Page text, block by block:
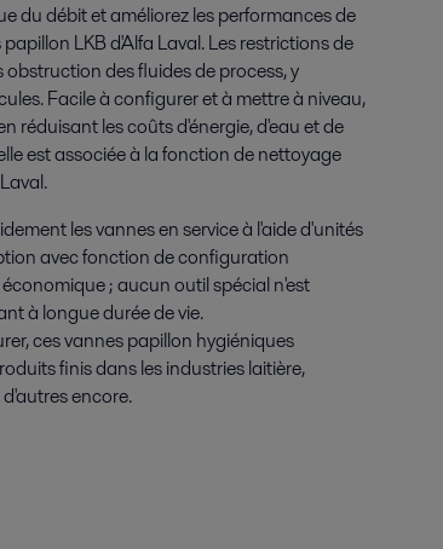
du débit et améliorez les performances de
LKB d'Alfa Laval. Les restrictions de
des fluides de process, y
Facile à configurer et à mettre à niveau,
réduisant les coûts d'énergie, d'eau et de
est associée à la fonction de nettoyage
les vannes en service à l'aide d'unités
avec fonction de configuration
; aucun outil spécial n'est
à longue durée de vie.
ces vannes papillon hygiéniques
finis dans les industries laitière,
encore.